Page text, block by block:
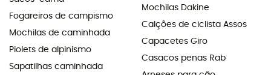
Fogareiros de campismo
Mochilas de caminhada
Piolets de alpinismo
Sapatilhas caminhada
Mochilas Dakine
Calções de ciclista Assos
Capacetes Giro
Casacos penas Rab